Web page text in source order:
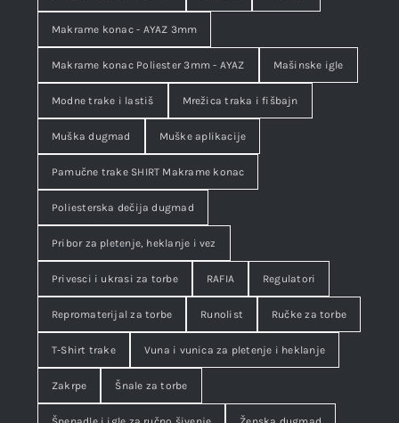
Makrame konac - AYAZ 3mm
Makrame konac Poliester 3mm - AYAZ Mašinske igle
Modne trake i lastiš Mrežica traka i fišbajn
Muška dugmad Muške aplikacije
Pamučne trake SHIRT Makrame konac
Poliesterska dečija dugmad
Pribor za pletenje, heklanje i vez
Privesci i ukrasi za torbe RAFIA Regulatori
Repromaterijal za torbe Runolist Ručke za torbe
T-Shirt trake Vuna i vunica za pletenje i heklanje
Zakrpe Šnale za torbe